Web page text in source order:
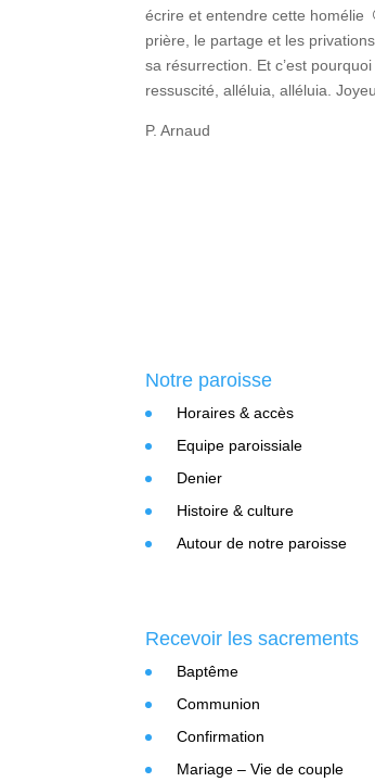
écrire et entendre cette homélie
prière, le partage et les
sa résurrection. Et c’est
ressuscité, alléluia, alléluia.
P. Arnaud
Notre paroisse
Horaires & accès
Equipe paroissiale
Denier
Histoire & culture
Autour de notre paroisse
Recevoir les sacrements
Baptême
Communion
Confirmation
Mariage – Vie de couple